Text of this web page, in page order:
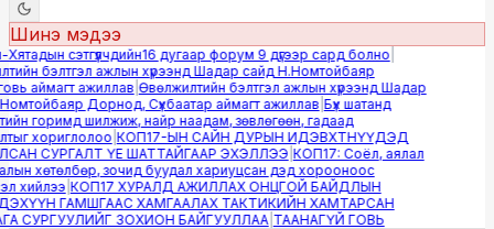
Шинэ мэдээ
сэтгүүлчдийн16 дугаар форум 9 дүгээр сард болно|
бэлтгэл ажлын хүрээнд Шадар сайд Н.Номтойбаяр
аймагт ажиллав|Өвөлжилтийн бэлтгэл ажлын хүрээнд Шадар
Дорнод, Сүхбаатар аймагт ажиллав|Бүх шатанд
горимд шилжиж, найр наадам, зөвлөгөөн, гадаад
хориглолоо|КОП17-ЫН САЙН ДУРЫН ИДЭВХТНҮҮДЭД
СУРГАЛТ ҮЕ ШАТТАЙГААР ЭХЭЛЛЭЭ|КОП17: Соёл, аялал
хөтөлбөр, зочид буудал хариуцсан дэд хорооноос
хийлээ|КОП17 ХУРАЛД АЖИЛЛАХ ОНЦГОЙ БАЙДЛЫН
ГАМШГААС ХАМГААЛАХ ТАКТИКИЙН ХАМТАРСАН
СУРГУУЛИЙГ ЗОХИОН БАЙГУУЛЛАА|ТААНАГҮЙ ГОВЬ